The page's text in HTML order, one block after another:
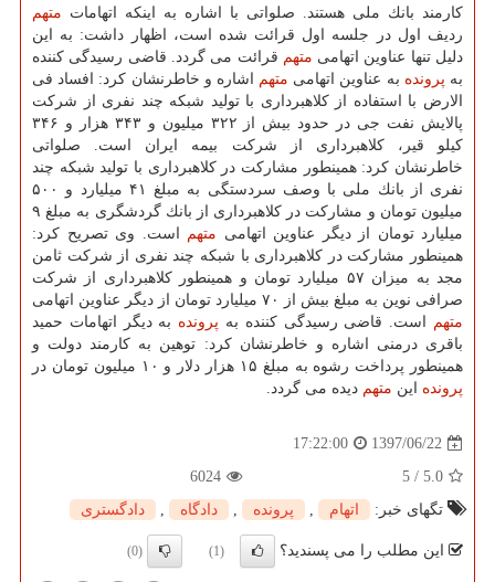
كارمند بانك ملی هستند. صلواتی با اشاره به اینكه اتهامات متهم
ردیف اول در جلسه اول قرائت شده است، اظهار داشت: به این
دلیل تنها عناوین اتهامی متهم قرائت می گردد. قاضی رسیدگی كننده
به پرونده به عناوین اتهامی متهم اشاره و خاطرنشان كرد: افساد فی
الارض با استفاده از كلاهبرداری با تولید شبكه چند نفری از شركت
پالایش نفت جی در حدود بیش از ۳۲۲ میلیون و ۳۴۳ هزار و ۳۴۶
كیلو قیر، كلاهبرداری از شركت بیمه ایران است. صلواتی
خاطرنشان كرد: همینطور مشاركت در كلاهبرداری با تولید شبكه چند
نفری از بانك ملی با وصف سردستگی به مبلغ ۴۱ میلیارد و ۵۰۰
میلیون تومان و مشاركت در كلاهبرداری از بانك گردشگری به مبلغ ۹
میلیارد تومان از دیگر عناوین اتهامی متهم است. وی تصریح كرد:
همینطور مشاركت در كلاهبرداری با شبكه چند نفری از شركت ثامن
مجد به میزان ۵۷ میلیارد تومان و همینطور كلاهبرداری از شركت
صرافی نوین به مبلغ بیش از ۷۰ میلیارد تومان از دیگر عناوین اتهامی
متهم است. قاضی رسیدگی كننده به پرونده به دیگر اتهامات حمید
باقری درمنی اشاره و خاطرنشان كرد: توهین به كارمند دولت و
همینطور پرداخت رشوه به مبلغ ۱۵ هزار دلار و ۱۰ میلیون تومان در
پرونده این متهم دیده می گردد.
1397/06/22
17:22:00
5.0
/
5
6024
تگهای خبر:
اتهام , پرونده , دادگاه , دادگستری
این مطلب را می پسندید؟ (1)
(0)